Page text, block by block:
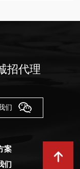
招代理
们
案
们